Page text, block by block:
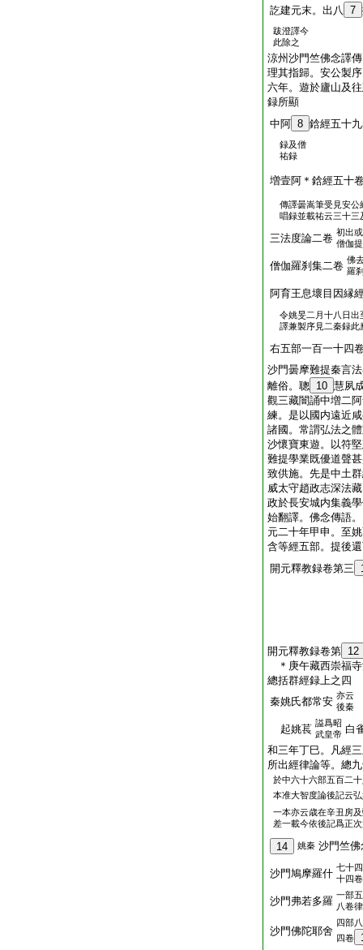
訖建元末。出八 7
跋澄譯今
此除之
涼州沙門竺佛念譯
理其指歸。安公製
六年。遊於廬山及
録所顯
中阿 8 鋡經五十
録及僧
祐録
増壹阿＊鋡經五十
傳譯曇嵩筆受見安公
唱録並載祐云三十三
三法度論二卷 初出
僧伽
僧伽羅刹集二卷 佛
羅
阿育王息壞目因縁
令姚旻二月十八日出
譯兼製序見二秦録此
右五部一百一十四
沙門曇摩難提秦言
離俗。聰 10 慧夙
觀三藏闇誦中増二
練。是以國内遠近
諸國。常謂弘法之
沙懷寶東遊。以符
難提學業既優道聲
致供施。先是中土
威太守趙政志深法
政於長安城内集義
始翻譯。佛念傳語
元二十年甲申。至
含等經五部。提後
開元釋教録卷第三
開元釋教録卷第 12
＊庚午藏西崇福
總括群經録上之四
秦姚氏都常安 亦云
後秦
起姚萇 謚爲昭
武皇帝 白
和三年丁巳。凡經
所出經律論等。總
於中六十六部五百二
本准大智度論後記云
一本亦云歳在辛丑房
差一載今依後記爲正
14 姚秦 沙門竺佛
沙門鳩摩羅什 七十
十四
沙門弗若多羅 一部
八卷律
沙門佛陀耶舍
四部
四卷